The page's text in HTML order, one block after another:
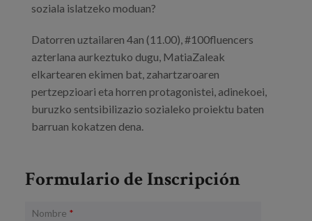
soziala islatzeko moduan?
Datorren uztailaren 4an (11.00), #100fluencers
azterlana aurkeztuko dugu, MatiaZaleak
elkartearen ekimen bat, zahartzaroaren
pertzepzioari eta horren protagonistei, adinekoei,
buruzko sentsibilizazio sozialeko proiektu baten
barruan kokatzen dena.
Formulario de Inscripción
Nombre *